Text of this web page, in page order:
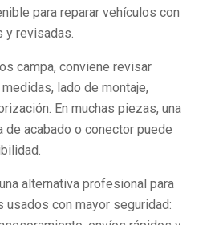
para reparar vehículos con
y revisadas.
campa, conviene revisar
lado de montaje,
En muchas piezas, una
de acabado o conector puede
alternativa profesional para
usados con mayor seguridad: